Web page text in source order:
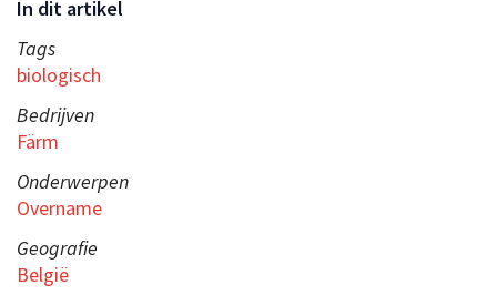
In dit artikel
Tags
biologisch
Bedrijven
Färm
Onderwerpen
Overname
Geografie
België